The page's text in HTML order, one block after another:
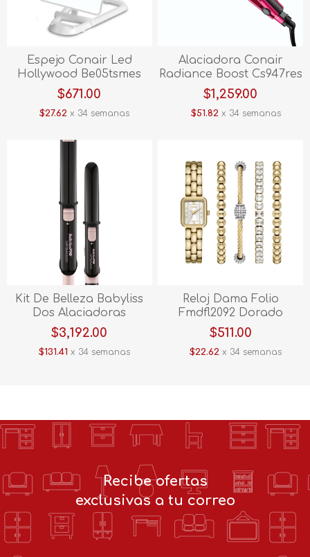
Espejo Conair Led
Hollywood Be05tsmes
$671.00
$27.62 x 34 semanas
Alaciadora Conair
Radiance Boost Cs947res
Pink
$1,259.00
$51.82x 34 semanas
Kit De Belleza Babyliss
Dos Alaciadoras
Optimas Babsspk2es
Sugar Pink
$3,192.00
$131.41 x 34 semanas
Reloj Dama Folio
Fmdfl2092 Dorado
$511.00
$22.62 x 34 semanas
Recibe ofertas
exclusivas a tu correo